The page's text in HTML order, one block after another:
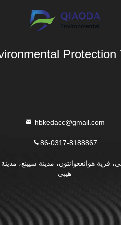
Protection
hbkedacc@gmail.com
86-0317-8188867
قرية هوانغغوانتون، مدينة سيينغ،
هيبي